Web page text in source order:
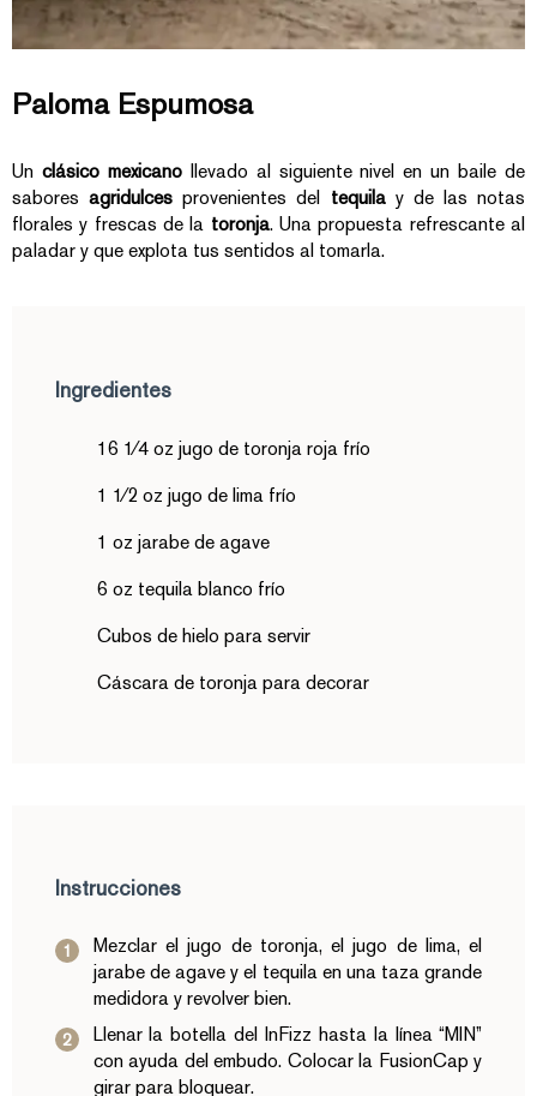
Paloma Espumosa
Un clásico mexicanollevado al siguiente nivel en un baile de
saboresagridulcesprovenientes del tequila y de las notas
florales y frescas de la toronja. Una propuesta refrescante al
paladar y que explota tus sentidos al tomarla.
Ingredientes
16 1⁄4 oz jugo de toronja roja frío
1 1⁄2 oz jugo de lima frío
1 oz jarabe de agave
6 oz tequila blanco frío
Cubos de hielo para servir
Cáscara de toronja para decorar
Instrucciones
Mezclar el jugo de toronja, el jugo de lima, el
jarabe de agave y el tequila en una taza grande
medidora y revolver bien.
Llenar la botella del InFizz hasta la línea “MIN”
con ayuda del embudo. Colocar la FusionCap y
girar para bloquear.